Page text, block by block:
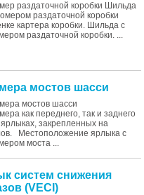
раздаточной коробки Шильда
раздаточной коробки
картера коробки. Шильда с
раздаточной коробки. ...
мостов шасси
мостов шасси
как переднего, так и заднего
закрепленных на
Местоположение ярлыка с
моста ...
систем снижения
(VECI)